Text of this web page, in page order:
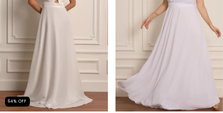
64% OFF